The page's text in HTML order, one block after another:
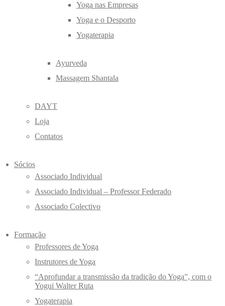
Yoga nas Empresas
Yoga e o Desporto
Yogaterapia
Ayurveda
Massagem Shantala
DAYT
Loja
Contatos
Sócios
Associado Individual
Associado Individual – Professor Federado
Associado Colectivo
Formação
Professores de Yoga
Instrutores de Yoga
“Aprofundar a transmissão da tradição do Yoga”, com o
Yogui Walter Ruta
Yogaterapia